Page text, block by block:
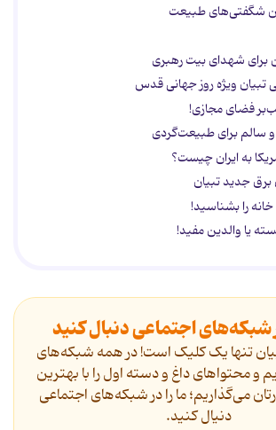
شگفتی‌های طبیعت
برای شهدای بیت رهبری
ویژه روز جهانی قدس
فضای مجازی!
به ایران چیست؟
برق جدید تبیان
را بشناسید!
یا والدین مفید!
شبکه‌های اجتماعی دنبال کنید
تنها یک کلیک است! در همه شبکه‌های
و محتواهای داغ و دسته اول را با بهترین
می‌گذاریم؛ ما را در شبکه‌های اجتماعی
دنیال کنید.